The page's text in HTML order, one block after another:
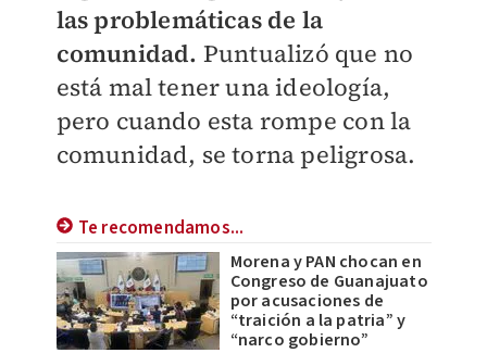
las problemáticas de la
comunidad. Puntualizó que no
está mal tener una ideología,
pero cuando esta rompe con la
comunidad, se torna peligrosa.
Te recomendamos...
Morena y PAN chocan en
Congreso de Guanajuato
por acusaciones de
“traición a la patria” y
“narco gobierno”